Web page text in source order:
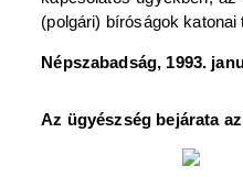
(polgári) bíróságok katonai
Népszabadság, 1993.
Az ügyészség bejárata